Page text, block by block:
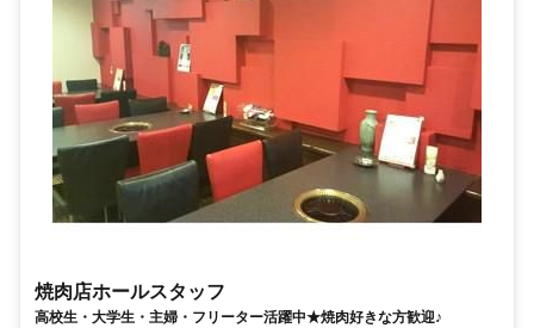
焼肉店ホールスタッフ
高校生・大学生・主婦・フリーター活躍中★焼肉好きな方歓迎♪